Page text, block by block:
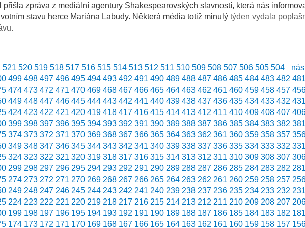
přišla zpráva z mediální agentury Shakespearovských slavností, která nás
stavu herce Mariána Labudy. Některá média totiž minulý týden vydala
521 520 519 518 517 516 515 514 513 512 511 510 509 508 507 506 505 504
499 498 497 496 495 494 493 492 491 490 489 488 487 486 485 484 483 482
474 473 472 471 470 469 468 467 466 465 464 463 462 461 460 459 458 457
449 448 447 446 445 444 443 442 441 440 439 438 437 436 435 434 433 432
424 423 422 421 420 419 418 417 416 415 414 413 412 411 410 409 408 407
399 398 397 396 395 394 393 392 391 390 389 388 387 386 385 384 383 382
374 373 372 371 370 369 368 367 366 365 364 363 362 361 360 359 358 357
349 348 347 346 345 344 343 342 341 340 339 338 337 336 335 334 333 332
324 323 322 321 320 319 318 317 316 315 314 313 312 311 310 309 308 307
299 298 297 296 295 294 293 292 291 290 289 288 287 286 285 284 283 282
274 273 272 271 270 269 268 267 266 265 264 263 262 261 260 259 258 257
249 248 247 246 245 244 243 242 241 240 239 238 237 236 235 234 233 232
224 223 222 221 220 219 218 217 216 215 214 213 212 211 210 209 208 207
199 198 197 196 195 194 193 192 191 190 189 188 187 186 185 184 183 182
174 173 172 171 170 169 168 167 166 165 164 163 162 161 160 159 158 157